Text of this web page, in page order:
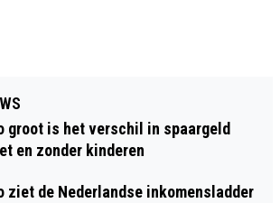
groot is het verschil in spaargeld
en zonder kinderen
ziet de Nederlandse inkomensladder